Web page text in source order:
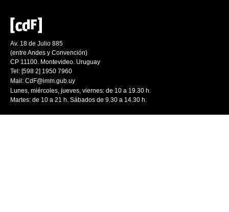
Av. 18 de Julio 885
(entre Andes y Convención)
CP 11100. Montevideo. Uruguay
Tel: [598 2] 1950 7960
Mail: CdF@imm.gub.uy
Lunes, miércoles, jueves, viernes: de 10 a 19.30 h.
Martes: de 10 a 21 h. Sábados de 9.30 a 14.30 h.